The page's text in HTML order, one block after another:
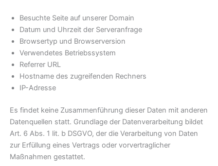
Besuchte Seite auf unserer Domain
Datum und Uhrzeit der Serveranfrage
Browsertyp und Browserversion
Verwendetes Betriebssystem
Referrer URL
Hostname des zugreifenden Rechners
IP-Adresse
Es findet keine Zusammenführung dieser Daten mit anderen
Datenquellen statt. Grundlage der Datenverarbeitung bildet
Art. 6 Abs. 1 lit. b DSGVO, der die Verarbeitung von Daten
zur Erfüllung eines Vertrags oder vorvertraglicher
Maßnahmen gestattet.